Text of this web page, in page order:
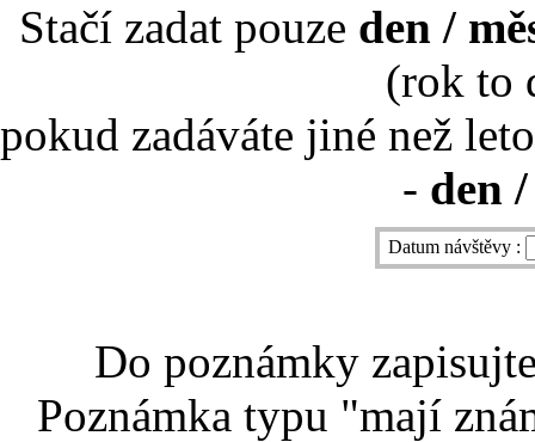
Stačí zadat pouze den /
(rok to
pokud zadáváte jiné než
- den
Datum návštěvy :
Do poznámky
Poznámka typu "mají